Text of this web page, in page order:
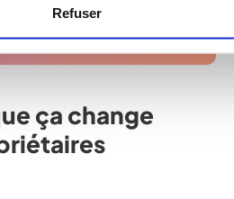
Refuser
Sans engagement
ça change